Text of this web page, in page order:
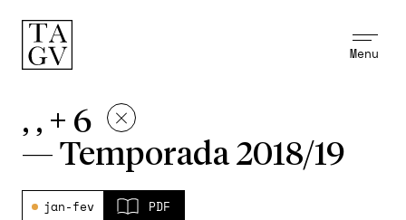
Menu
, , + 6
— Temporada 2018/19
jan-fev PDF